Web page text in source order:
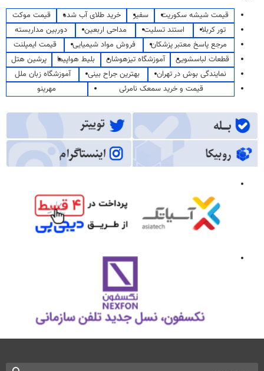
قیمت شیشه سکوریت سفیر خرید طلای آب شده
قیمت موکت
تور کربلا
استند تسلیت مداحی اربعین
دوربین مداربسته
مرجع پاسخ معتبر پزشکان
فروش مواد شیمیایی
قیمت ایمپلنت
قطعات لباسشویی
آموزشگاه تیزهوشان بلیط هواپیما
پرشین هتل
نمایندگی بوش در تهران
بهترین جراح بینی
آموزشگاه زبان ملل
قیمت و خرید سمعک نامرئی
مهرینو